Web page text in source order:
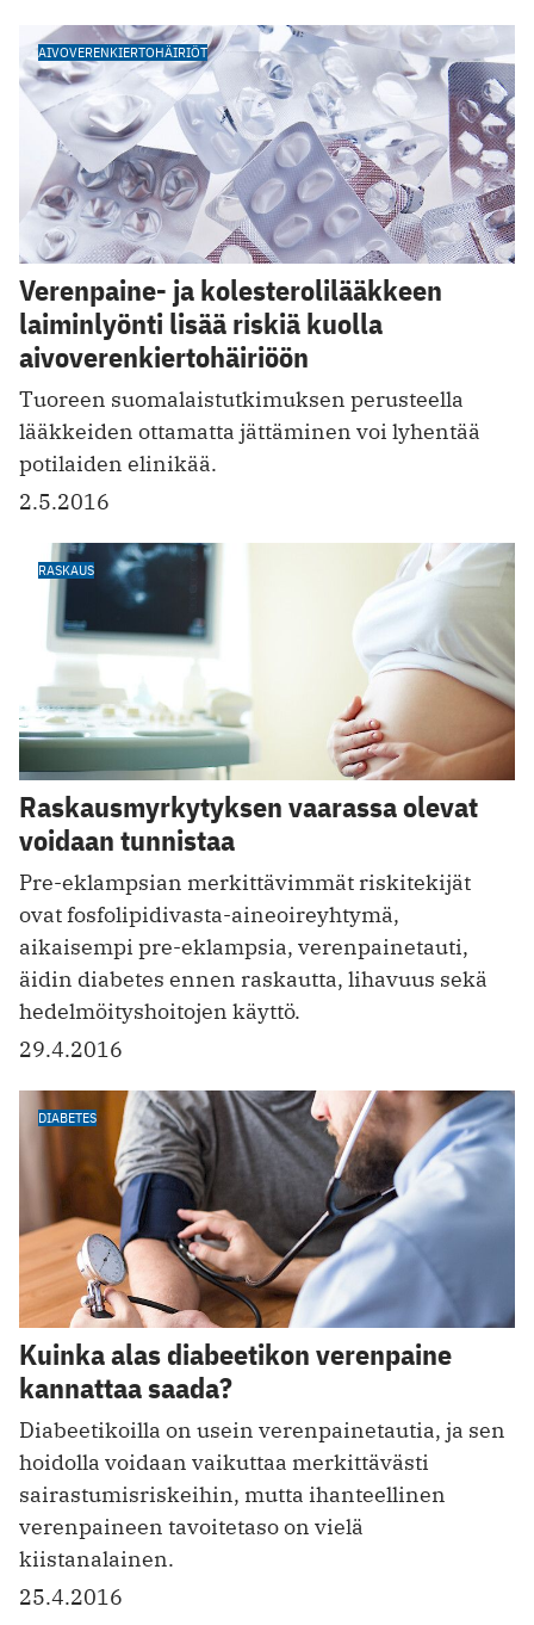
AIVOVERENKIERTOHÄIRIÖT
Verenpaine- ja kolesterolilääkkeen
laiminlyönti lisää riskiä kuolla
aivoverenkiertohäiriöön
Tuoreen suomalaistutkimuksen perusteella
lääkkeiden ottamatta jättäminen voi lyhentää
potilaiden elinikää.
2.5.2016
RASKAUS
Raskausmyrkytyksen vaarassa olevat
voidaan tunnistaa
Pre-eklampsian merkittävimmät riskitekijät
ovat fosfolipidivasta-aineoireyhtymä,
aikaisempi pre-eklampsia, verenpainetauti,
äidin diabetes ennen raskautta, lihavuus sekä
hedelmöityshoitojen käyttö.
29.4.2016
DIABETES
Kuinka alas diabeetikon verenpaine
kannattaa saada?
Diabeetikoilla on usein verenpainetautia, ja sen
hoidolla voidaan vaikuttaa merkittävästi
sairastumisriskeihin, mutta ihanteellinen
verenpaineen tavoitetaso on vielä
kiistanalainen.
25.4.2016